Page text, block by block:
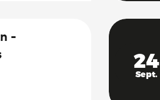
-
24
Sept.